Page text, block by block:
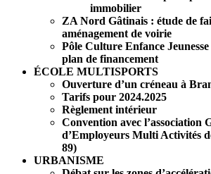
immobilier
ZA Nord Gâtinais : étude de
aménagement de voirie
Pôle Culture Enfance
plan de financement
ÉCOLE MULTISPORTS
Ouverture d’un créneau à
Tarifs pour 2024.2025
Règlement intérieur
Convention avec l’association
d’Employeurs Multi Activités
89)
URBANISME